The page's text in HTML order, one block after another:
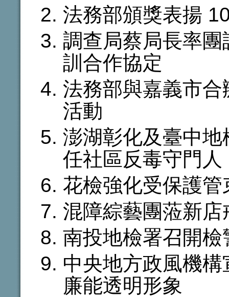
法務部頒獎表揚
調查局蔡局長率
訓合作協定
法務部與嘉義市
活動
澎湖彰化及臺中
任社區反毒守門人
花檢強化受保護
混障綜藝團蒞新
南投地檢署召開檢
中央地方政風機
廉能透明形象